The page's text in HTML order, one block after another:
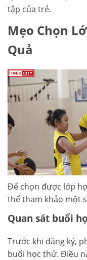
tập của trẻ.
Mẹo Chọn
Quả
Để chọn được lớp
thể tham khảo một
Quan sát buổi
Trước khi đăng ký,
buổi học thử. Điều